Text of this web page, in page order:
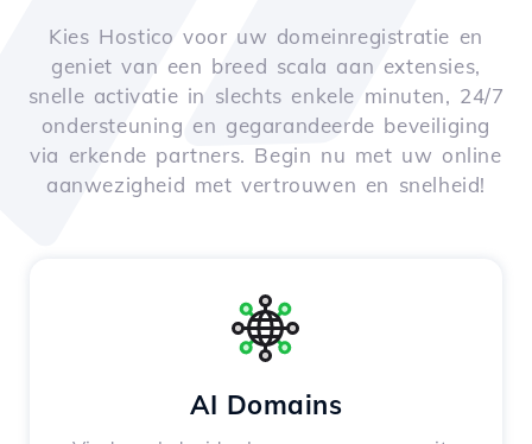
Kies Hostico voor uw domeinregistratie en
geniet van een breed scala aan extensies,
snelle activatie in slechts enkele minuten, 24/7
ondersteuning en gegarandeerde beveiliging
via erkende partners. Begin nu met uw online
aanwezigheid met vertrouwen en snelheid!
AI Domains